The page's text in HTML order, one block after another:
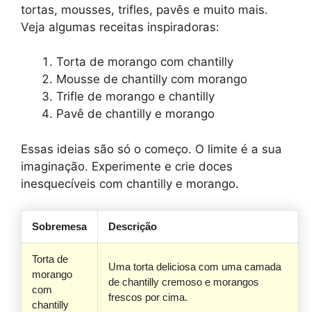
tortas, mousses, trifles, pavês e muito mais.
Veja algumas receitas inspiradoras:
Torta de morango com chantilly
Mousse de chantilly com morango
Trifle de morango e chantilly
Pavê de chantilly e morango
Essas ideias são só o começo. O limite é a sua
imaginação. Experimente e crie doces
inesquecíveis com chantilly e morango.
Sobremesa Descrição
Torta de
morango
com
chantilly
Uma torta deliciosa com uma camada
de chantilly cremoso e morangos
frescos por cima.